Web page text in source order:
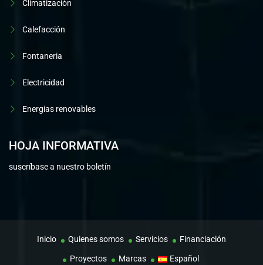
Climatización
Calefacción
Fontaneria
Electricidad
Energias renovables
HOJA INFORMATIVA
suscríbase a nuestro boletín
Inicio Quienes somos Servicios Financiación
Proyectos Marcas Español